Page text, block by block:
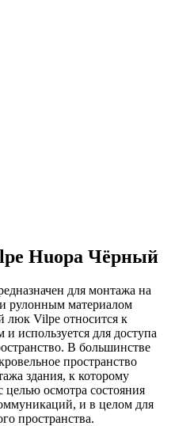
Huopa Чёрный
для монтажа на
рулонным материалом
люк Vilpe относится к
используется для доступа
В большинстве
пространство
здания, к которому
осмотра состояния
и в целом для
пространства.